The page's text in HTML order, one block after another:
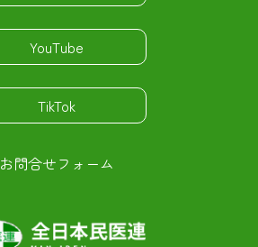
YouTube
TikTok
お問合せフォーム